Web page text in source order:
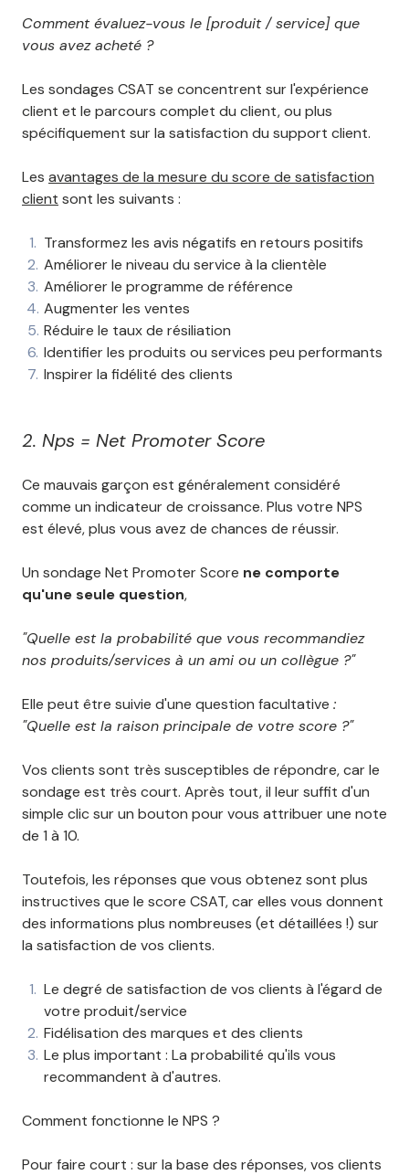
Comment évaluez-vous le [produit / service] que
vous avez acheté ?
Les sondages CSAT se concentrent sur l'expérience
client et le parcours complet du client, ou plus
spécifiquement sur la satisfaction du support client.
Les avantages de la mesure du score de satisfaction
client sont les suivants :
Transformez les avis négatifs en retours positifs
Améliorer le niveau du service à la clientèle
Améliorer le programme de référence
Augmenter les ventes
Réduire le taux de résiliation
Identifier les produits ou services peu performants
Inspirer la fidélité des clients
2. Nps = Net Promoter Score
Ce mauvais garçon est généralement considéré
comme un indicateur de croissance. Plus votre NPS
est élevé, plus vous avez de chances de réussir.
Un sondage Net Promoter Score ne comporte
qu'une seule question,
"Quelle est la probabilité que vous recommandiez
nos produits/services à un ami ou un collègue ?"
Elle peut être suivie d'une question facultative :
"Quelle est la raison principale de votre score ?"
Vos clients sont très susceptibles de répondre, car le
sondage est très court. Après tout, il leur suffit d'un
simple clic sur un bouton pour vous attribuer une note
de 1 à 10.
Toutefois, les réponses que vous obtenez sont plus
instructives que le score CSAT, car elles vous donnent
des informations plus nombreuses (et détaillées !) sur
la satisfaction de vos clients.
Le degré de satisfaction de vos clients à l'égard de
votre produit/service
Fidélisation des marques et des clients
Le plus important : La probabilité qu'ils vous
recommandent à d'autres.
Comment fonctionne le NPS ?
Pour faire court : sur la base des réponses, vos clients